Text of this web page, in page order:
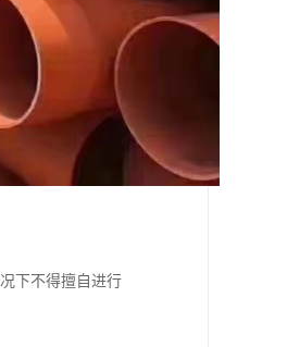
下不得擅自进行